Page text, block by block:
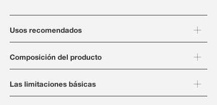
Usos recomendados
Composición del producto
Las limitaciones básicas